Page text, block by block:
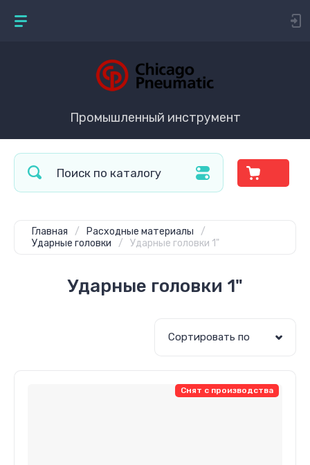
Промышленный инструмент
Главная / Расходные материалы
/
Ударные головки
/ Ударные головки 1"
Ударные головки 1"
Сортировать по
Снят с производства